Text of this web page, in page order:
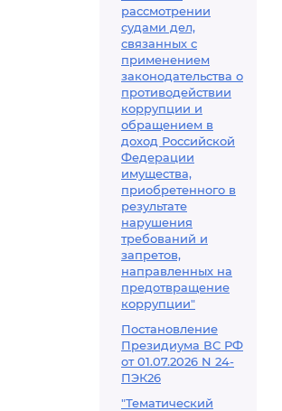
рассмотрении
судами дел,
связанных с
применением
законодательства о
противодействии
коррупции и
обращением в
доход Российской
Федерации
имущества,
приобретенного в
результате
нарушения
требований и
запретов,
направленных на
предотвращение
коррупции"
Постановление
Президиума ВС РФ
от 01.07.2026 N 24-
ПЭК26
"Тематический